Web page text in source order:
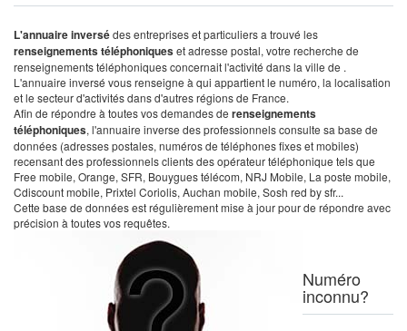
L'annuaire inversédes entreprises et particuliers a trouvé les
renseignements téléphoniqueset adresse postal, votre recherche de
renseignements téléphoniques concernait l'activité dans la ville de .
L'annuaire inversé vous renseigne à qui appartient le numéro, la localisation
et le secteur d'activités dans d'autres régions de France.
Afin de répondre à toutes vos demandes de renseignements
téléphoniques, l'annuaire inverse des professionnels consulte sa base de
données (adresses postales, numéros de téléphones fixes et mobiles)
recensant des professionnels clients des opérateur téléphonique tels que
Free mobile, Orange, SFR, Bouygues télécom, NRJ Mobile, La poste mobile,
Cdiscount mobile, Prixtel Coriolis, Auchan mobile, Sosh red by sfr...
Cette base de données est régulièrement mise à jour pour de répondre avec
précision à toutes vos requêtes.
Numéro
inconnu?